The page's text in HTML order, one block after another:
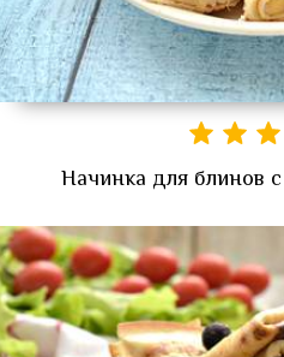
Начинка для блинов